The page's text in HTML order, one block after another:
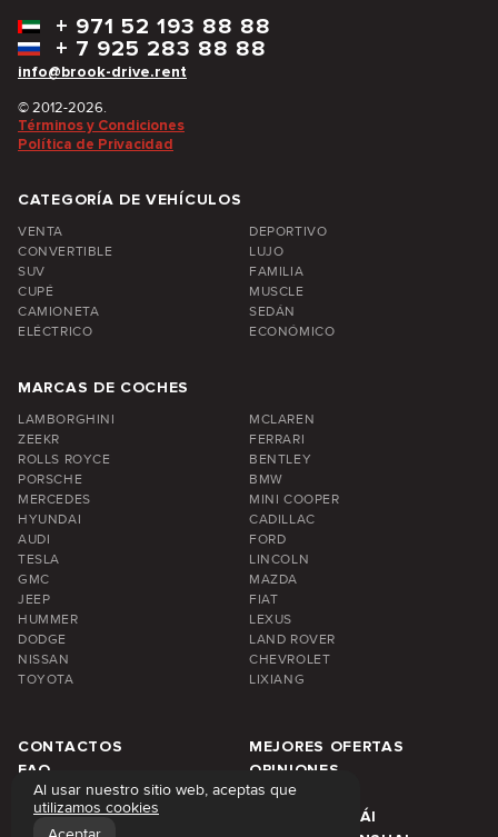
info@brook-drive.rent
+ 7 925 283 88 88
+ 971 52 193 88 88
© 2012-2026.
Términos y Condiciones
Política de Privacidad
CATEGORÍA DE VEHÍCULOS
VENTA
DEPORTIVO
CONVERTIBLE
LUJO
SUV
FAMILIA
CUPÉ
MUSCLE
CAMIONETA
SEDÁN
ELÉCTRICO
ECONÓMICO
MARCAS DE COCHES
LAMBORGHINI
MCLAREN
ZEEKR
FERRARI
ROLLS ROYCE
BENTLEY
PORSCHE
BMW
MERCEDES
MINI COOPER
HYUNDAI
CADILLAC
AUDI
FORD
TESLA
LINCOLN
GMC
MAZDA
JEEP
FIAT
HUMMER
LEXUS
DODGE
LAND ROVER
NISSAN
CHEVROLET
TOYOTA
LIXIANG
CONTACTOS
MEJORES OFERTAS
FAQ
OPINIONES
SOBRE NOSOTROS
BLOG
PRECIOS DE ALQUILER
ÁREA DE DUBÁI
Al usar nuestro sitio web, aceptas que
utilizamos cookies